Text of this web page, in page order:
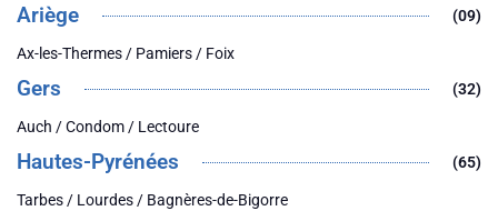
Ariège (09)
Ax-les-Thermes / Pamiers / Foix
Gers (32)
Auch / Condom / Lectoure
Hautes-Pyrénées (65)
Tarbes / Lourdes / Bagnères-de-Bigorre